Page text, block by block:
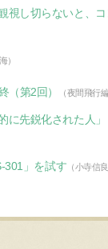
視し切らないと、
）
（第2回） （夜間飛行
に先鋭化された人
301」を試す （小寺信